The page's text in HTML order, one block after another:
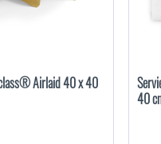
Airlaid 40 x 40
40